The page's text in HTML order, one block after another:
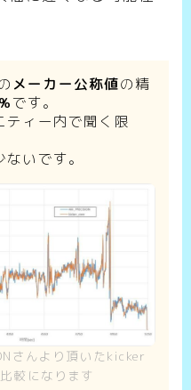
メーカー公称値の精
です。
ティー内で聞く限
いです。
さんより頂いたkicker
較になります